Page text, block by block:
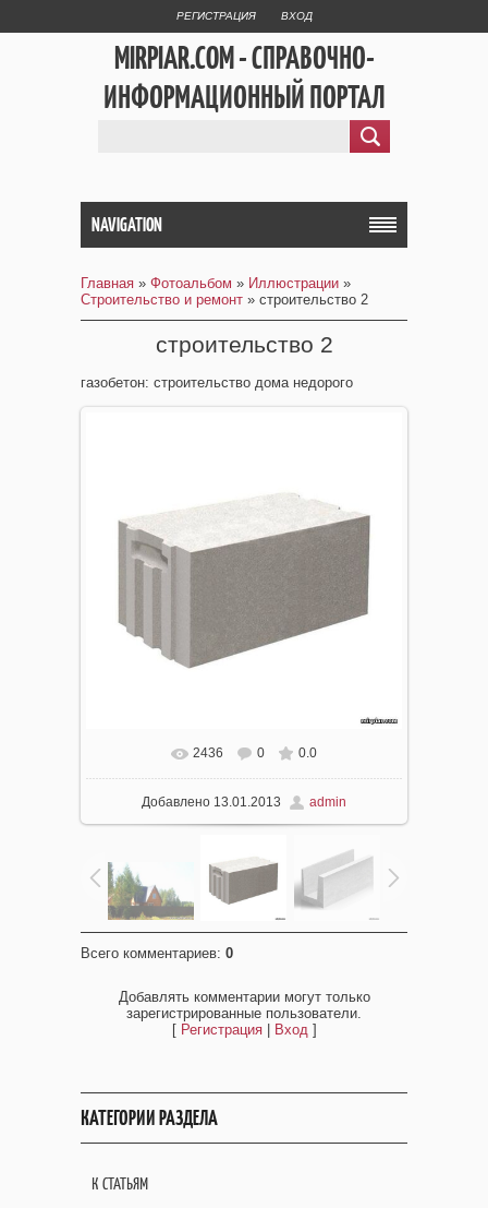
РЕГИСТРАЦИЯ ВХОД
MIRPIAR.COM - СПРАВОЧНО-
ИНФОРМАЦИОННЫЙ ПОРТАЛ
NAVIGATION
Главная » Фотоальбом » Иллюстрации »
Строительство и ремонт » строительство 2
строительство 2
газобетон: строительство дома недорого
В реальном размере 712x712
2436 0 0.0
Добавлено 13.01.2013 admin
Всего комментариев: 0
Добавлять комментарии могут только
зарегистрированные пользователи.
[ Регистрация| Вход]
КАТЕГОРИИ РАЗДЕЛА
К СТАТЬЯМ